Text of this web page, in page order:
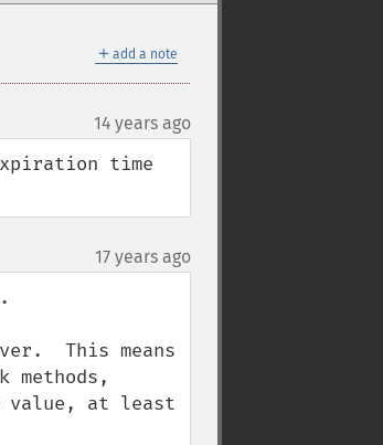
＋ add a note
14 years ago
time
17 years ago
This means
value, at least